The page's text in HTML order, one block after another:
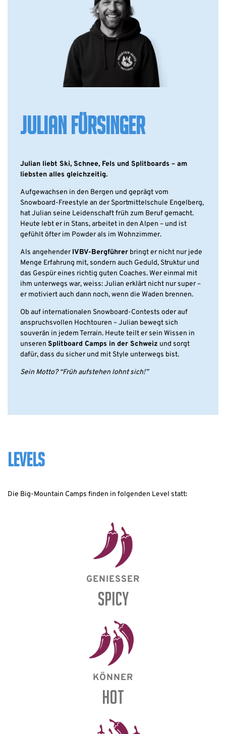
JULIAN FÜRSINGER
Julian liebt Ski, Schnee, Fels und Splitboards – am
liebsten alles gleichzeitig.
Aufgewachsen in den Bergen und geprägt vom
Snowboard-Freestyle an der Sportmittelschule Engelberg,
hat Julian seine Leidenschaft früh zum Beruf gemacht.
Heute lebt er in Stans, arbeitet in den Alpen – und ist
gefühlt öfter im Powder als im Wohnzimmer.
Als angehenderIVBV-Bergführer bringt er nicht nur jede
Menge Erfahrung mit, sondern auch Geduld, Struktur und
das Gespür eines richtig guten Coaches. Wer einmal mit
ihm unterwegs war, weiss: Julian erklärt nicht nur super –
er motiviert auch dann noch, wenn die Waden brennen.
Ob auf internationalen Snowboard-Contests oder auf
anspruchsvollen Hochtouren – Julian bewegt sich
souverän in jedem Terrain. Heute teilt er sein Wissen in
unseren Splitboard Camps in der Schweiz und sorgt
dafür, dass du sicher und mit Style unterwegs bist.
Sein Motto? “Früh aufstehen lohnt sich!”
LEVELS
Die Big-Mountain Camps finden in folgenden Level statt:
GENIESSER
SPICY
KÖNNER
HOT